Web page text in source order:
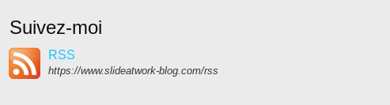
Suivez-moi
RSS
https://www.slideatwork-blog.com/rss